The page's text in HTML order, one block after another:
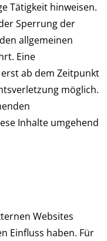
Tätigkeit hinweisen.
Sperrung der
allgemeinen
Eine
ab dem Zeitpunkt
möglich.
Inhalte umgehend
Websites
Einfluss haben. Für